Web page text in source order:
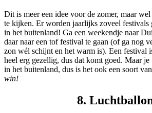
Dit is meer een idee voor de zomer, maar
te kijken. Er worden jaarlijks zoveel festivals
in het buitenland! Ga een weekendje naar
daar naar een tof festival te gaan (of ga nog
zon wél schijnt en het warm is). Een festival
heel erg gezellig, dus dat komt goed. Maar
in het buitenland, dus is het ook een soort
win!
8.